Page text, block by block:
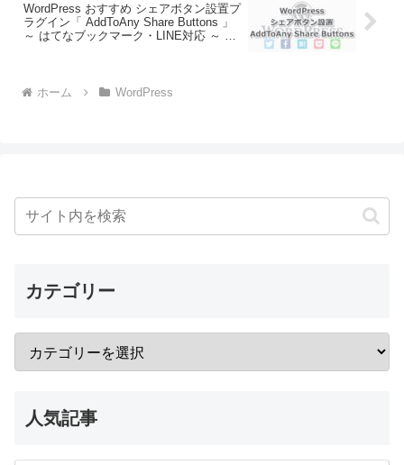
WordPress おすすめ シェアボタン設置プ
ラグイン「 AddToAny Share Buttons 」
～ はてなブックマーク・LINE対応 ～ 導
ホーム WordPress
カテゴリー
人気記事